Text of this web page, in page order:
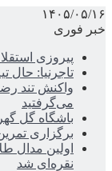
۱۴۰۵/۰۵/۱۶
خبر فوری
پیروزی
تاجرنیا:
واکنش تند
می‌گرفتید
باشگاه گل
برگزاری
اولین مدال
نقره‌ای شد